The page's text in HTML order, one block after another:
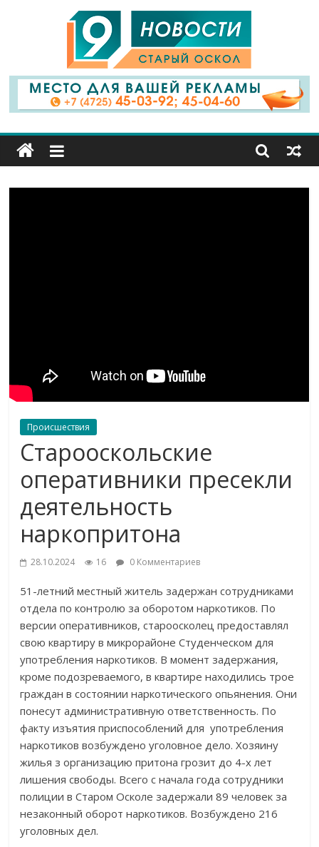
9
Канал
Старый
Происшествия
Старооскольские
оперативники пресекли
деятельность
наркопритона
28.10.2024 16 0 Комментариев
51-летний местный житель задержан сотрудниками
отдела по контролю за оборотом наркотиков. По
версии оперативников, староосколец предоставлял
свою квартиру в микрорайоне Студенческом для
употребления наркотиков. В момент задержания,
кроме подозреваемого, в квартире находились трое
граждан в состоянии наркотического опьянения. Они
понесут административную ответственность. По
факту изъятия приспособлений для употребления
наркотиков возбуждено уголовное дело. Хозяину
жилья з организацию притона грозит до 4-х лет
лишения свободы. Всего с начала года сотрудники
полиции в Старом Осколе задержали 89 человек за
незаконный оборот наркотиков. Возбуждено 216
уголовных дел.